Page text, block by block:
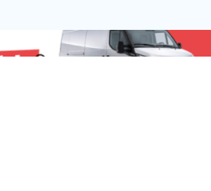
esercizio degli impianti termici a
combustione a […]